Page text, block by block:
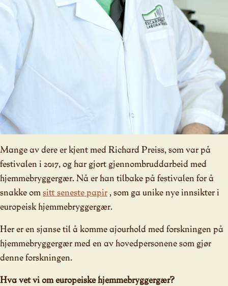
Mange av dere er kjent med Richard Preiss, som var på
festivalen i 2017, og har gjort gjennombruddarbeid med
hjemmebryggergær. Nå er han tilbake på festivalen for å
snakke omsitt seneste papir, som ga unike nye innsikter i
europeisk hjemmebryggergær.
Her er en sjanse til å komme ajourhold med forskningen på
hjemmebryggergær med en av hovedpersonene som gjør
denne forskningen.
Hva vet vi om europeiske hjemmebryggergær?